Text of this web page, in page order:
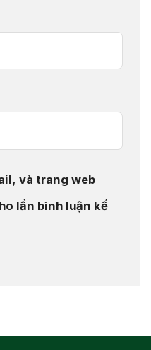
và trang web
lần bình luận kế